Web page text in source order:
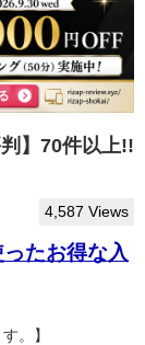
】70件以上!!
4,587 Views
たお得な入
。】